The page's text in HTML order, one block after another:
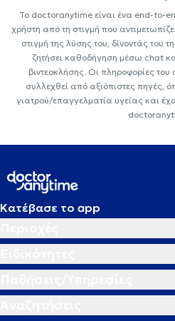
Το doctoranytime είναι ένα end-to-
χρήστη από τη στιγμή που
στιγμή της λύσης του, δίνοντάς του
ζητήσει καθοδήγηση μέσω chat
βιντεοκλήσης. Οι πληροφορίες του
συλλεχθεί από αξιόπιστες πηγές,
γιατρού/επαγγελματία υγείας και
Κατέβασε το app